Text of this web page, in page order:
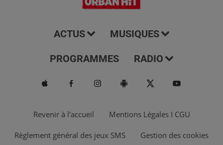
ACTUS MUSIQUES
PROGRAMMES RADIO
Revenir à l'accueil Mentions Légales I CGU
Règlement général des jeux SMS Gestion des cookies